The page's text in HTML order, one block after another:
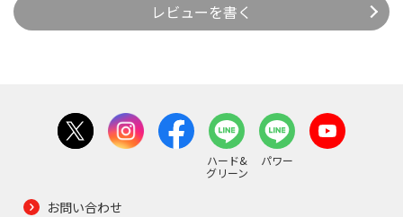
レビューを書く
ハード&
グリーン
パワー
お問い合わせ